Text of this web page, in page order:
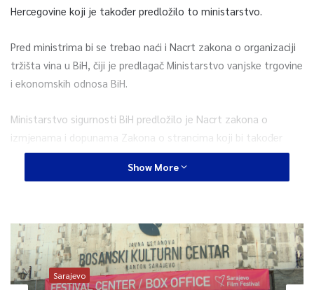
Hercegovine koji je također predložilo to ministarstvo.
Pred ministrima bi se trebao naći i Nacrt zakona o organizaciji
tržišta vina u BiH, čiji je predlagač Ministarstvo vanjske trgovine
i ekonomskih odnosa BiH.
Ministarstvo sigurnosti BiH predložilo je Nacrt zakona o
izmjenama i dopunama Zakona o strancima koji bi također
trebao biti razmatran.
organizacijama i drugim tijelima Vijeća ministara BiH, koju je
predložio Kabinet predsjedavajuće Vijeća ministara Bojane
Krišto.
Show More
Sarajevo